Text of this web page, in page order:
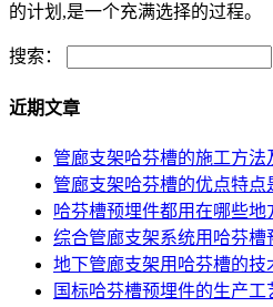
的计划,是一个充满选择的过程。
搜索：
近期文章
管廊支架哈芬槽的施工方法
管廊支架哈芬槽的优点特点
哈芬槽预埋件都用在哪些地
综合管廊支架系统用哈芬槽
地下管廊支架用哈芬槽的技
国标哈芬槽预埋件的生产工